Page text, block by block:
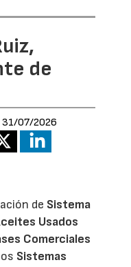
de
31/07/2026
de Sistema
Usados
Comerciales
Sistemas